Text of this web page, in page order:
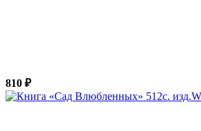
810 ₽